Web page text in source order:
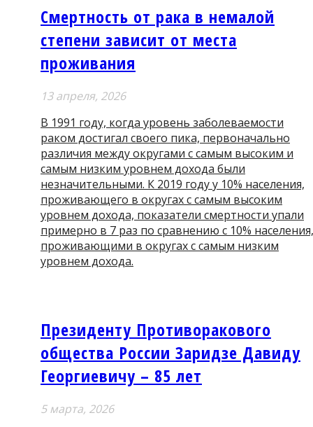
Смертность от рака в немалой
степени зависит от места
проживания
13 апреля, 2026
В 1991 году, когда уровень заболеваемости
раком достигал своего пика, первоначально
различия между округами с самым высоким и
самым низким уровнем дохода были
незначительными. К 2019 году у 10% населения,
проживающего в округах с самым высоким
уровнем дохода, показатели смертности упали
примерно в 7 раз по сравнению с 10% населения,
проживающими в округах с самым низким
уровнем дохода.
Президенту Противоракового
общества России Заридзе Давиду
Георгиевичу – 85 лет
5 мартa, 2026